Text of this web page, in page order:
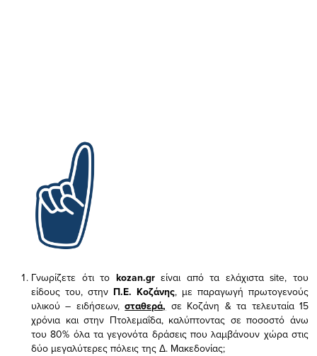
Γνωρίζετε ότι το kozan.gr είναι από τα ελάχισταsite, του
είδους του, στην Π.Ε. Κοζάνης, με παραγωγή πρωτογενούς
υλικού – ειδήσεων,σταθερά, σε Κοζάνη & τα τελευταία 15
χρόνια και στην Πτολεμαΐδα, καλύπτοντας σε ποσοστό άνω
του 80% όλα τα γεγονότα δράσεις που λαμβάνουν χώρα στις
δύο μεγαλύτερες πόλεις της Δ. Μακεδονίας;